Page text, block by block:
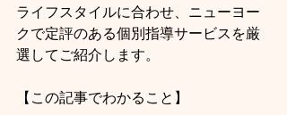
ライフスタイルに合わせ、ニューヨー
クで定評のある個別指導サービスを厳
選してご紹介します。
【この記事でわかること】